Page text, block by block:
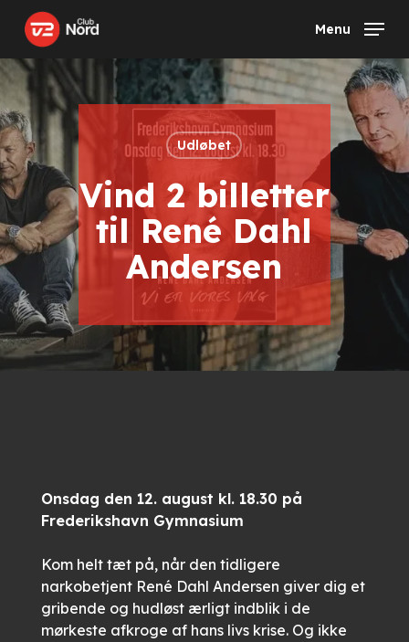
main
content
Menu
Udløbet
Vind 2 billetter
til René Dahl
Andersen
Onsdag den 12. august kl. 18.30 på
Frederikshavn Gymnasium
Kom helt tæt på, når den tidligere
narkobetjent René Dahl Andersen giver dig et
gribende og hudløst ærligt indblik i de
mørkeste afkroge af hans livs krise. Og ikke